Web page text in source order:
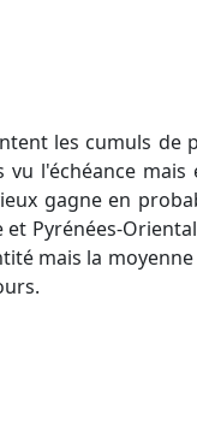
vu l'échéance
gagne en
Pyrénées-
mais la